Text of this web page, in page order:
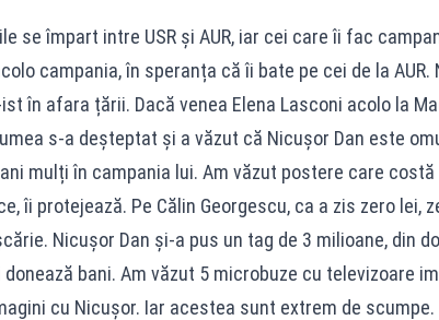
se împart intre USR și AUR, iar cei care îi fac
campania, în speranța că îi bate pe cei de la AUR.
în afara țării. Dacă venea Elena Lasconi acolo la
s-a deșteptat și a văzut că Nicușor Dan este
mulți în campania lui. Am văzut postere care
îi protejează. Pe Călin Georgescu, ca a zis zero lei,
Nicușor Dan și-a pus un tag de 3 milioane, din
bani. Am văzut 5 microbuze cu televizoare
cu Nicușor. Iar acestea sunt extrem de